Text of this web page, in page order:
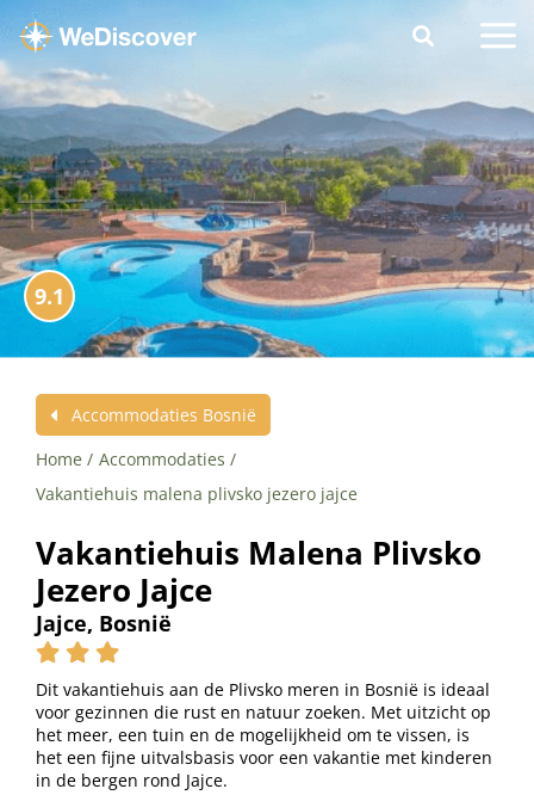
9.1
Accommodaties Bosnië
Home
Accommodaties
Vakantiehuis malena plivsko jezero jajce
Vakantiehuis Malena Plivsko
Jezero Jajce
Jajce, Bosnië
Dit vakantiehuis aan de Plivsko meren in Bosnië is ideaal
voor gezinnen die rust en natuur zoeken. Met uitzicht op
het meer, een tuin en de mogelijkheid om te vissen, is
het een fijne uitvalsbasis voor een vakantie met kinderen
in de bergen rond Jajce.